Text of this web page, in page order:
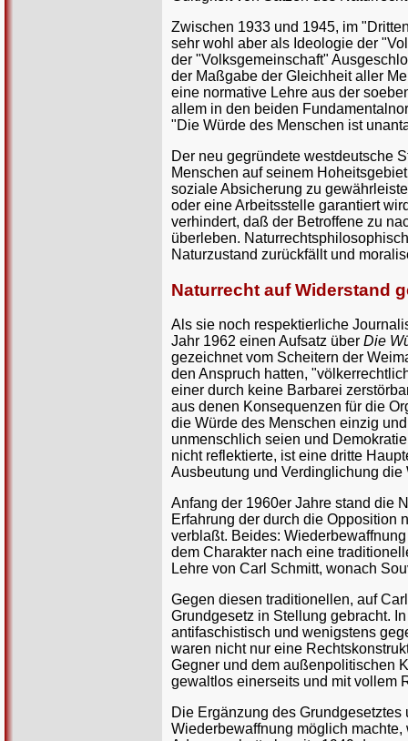
Zwischen 1933 und 1945, im
sehr wohl aber als Ideologie der
der "Volksgemeinschaft"
der Maßgabe der Gleichheit aller
eine normative Lehre aus der
allem in den beiden
"Die Würde des Menschen ist
Der neu gegründete westdeutsche
Menschen auf seinem
soziale Absicherung zu
oder eine Arbeitsstelle garantiert
verhindert, daß der Betroffene zu
überleben.
Naturzustand zurückfällt und
Naturrecht auf Widerstand
Als sie noch respektierliche
Jahr 1962 einen Aufsatz über Die
gezeichnet vom Scheitern der
den Anspruch hatten,
einer durch keine Barbarei
aus denen Konsequenzen für die
die Würde des Menschen einzig
unmenschlich seien und
nicht reflektierte, ist eine dritte
Ausbeutung und Verdinglichung die
Anfang der 1960er Jahre stand die
Erfahrung der durch die Opposition
verblaßt. Beides:
dem Charakter nach eine
Lehre von Carl Schmitt, wonach
Gegen diesen traditionellen, auf
Grundgesetz in Stellung gebracht.
antifaschistisch und wenigstens
waren nicht nur eine
Gegner und dem außenpolitischen
gewaltlos einerseits und mit vollem
Die Ergänzung des
Wiederbewaffnung möglich